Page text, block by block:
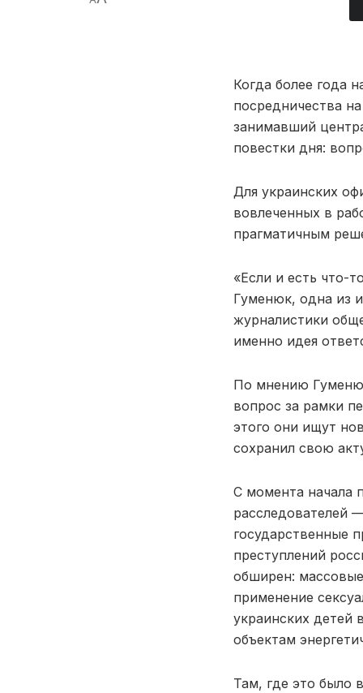
Когда более года
посредничества
занимавший
повестки дня:
Для украинских
вовлеченных в
прагматичным
«Если и есть что-
Гуменюк, одна из
журналистики
именно идея
По мнению
вопрос за рамки
этого они ищут
сохранил свою
С момента начала
расследователей
государственные
преступлений
обширен:
применение
украинских
объектам
Там, где это было